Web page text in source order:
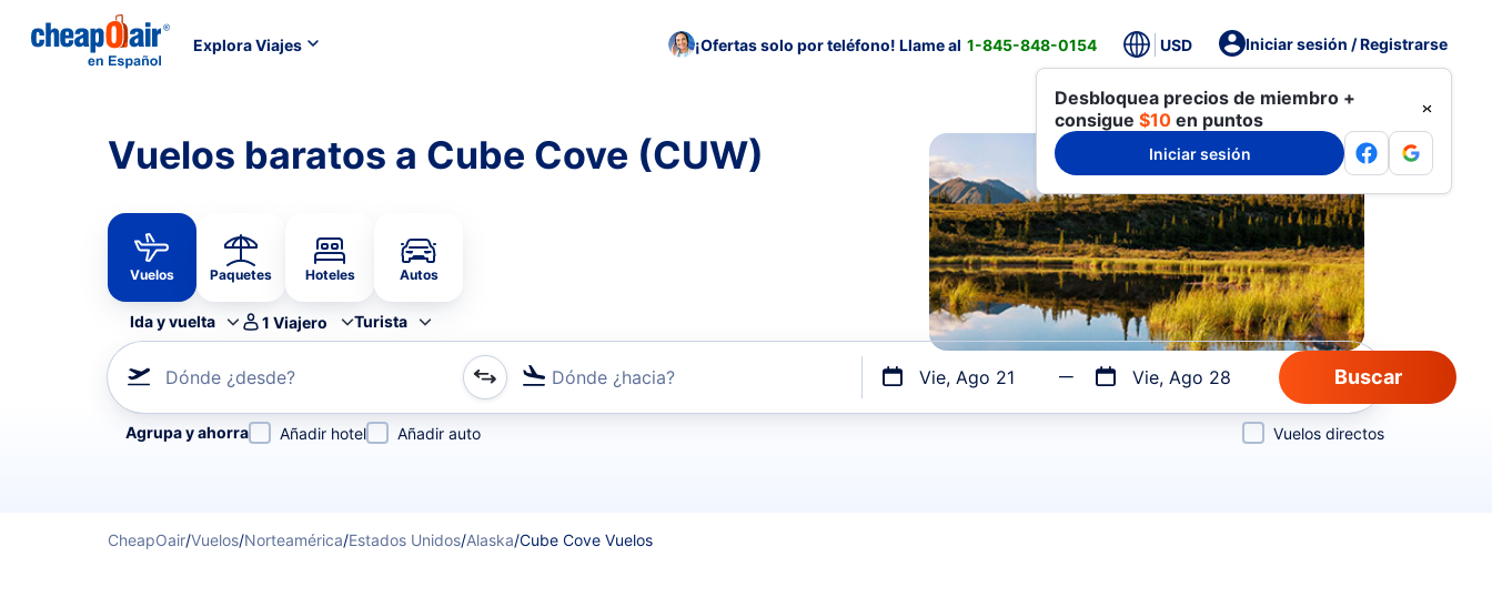
Explora Viajes ¡Ofertas solo por teléfono! Llame al 1-845-848-0154 USD Iniciar sesión / Registrarse
Desbloquea precios de miembro +
consigue $10 en puntos
Iniciar sesión
Vuelos baratos a Cube Cove (CUW)
Vuelos Paquetes Hoteles Autos
Ida y vuelta 1 Viajero Turista
Dónde ¿desde? Dónde ¿hacia? Vie, Ago 21 Vie, Ago 28
Refina tu búsqueda por aerolínea, por ciudad o aeropuerto o por vuelos directos
Agrupa y ahorra Añadir hotel Añadir auto Vuelos directos
CheapOair/Vuelos/Norteamérica/Estados Unidos/Alaska/Cube Cove Vuelos